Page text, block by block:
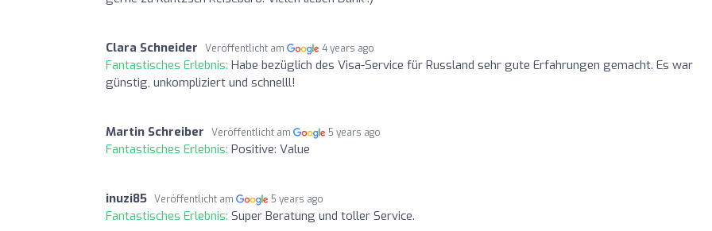
Clara Schneider Veröffentlicht am 4 years ago
Fantastisches Erlebnis: Habe bezüglich des Visa-Service für Russland sehr gute Erfahrungen gemacht. Es war
günstig, unkompliziert und schnelll!
Martin Schreiber Veröffentlicht am 5 years ago
Fantastisches Erlebnis: Positive: Value
inuzi85 Veröffentlicht am 5 years ago
Fantastisches Erlebnis: Super Beratung und toller Service.